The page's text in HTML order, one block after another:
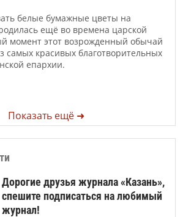
белые бумажные цветы на
ещё во времена царской
момент этот возрожденный обычай
самых красивых благотворительных
епархии.
Показать ещё ➜
Дорогие друзья журнала «Казань»,
спешите подписаться на любимый
журнал!